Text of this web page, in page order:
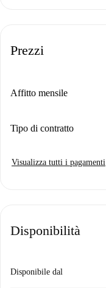
Prezzi
Affitto mensile
Tipo di contratto
Visualizza tutti i pagamenti
Disponibilità
Disponibile dal